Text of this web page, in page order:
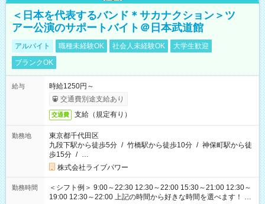
＜日本を代表するバンド＊サカナクション＞ツ
アー公演のサポートバイト＠日本武道館
アルバイト 職種未経験OK 社会人未経験OK
大学生歓迎
ブランクOK
給与
時給1250円～
交通費別途支給あり
交通費 支給（規定有り）
勤務地
東京都千代田区
九段下駅から徒歩5分 / 竹橋駅から徒歩10分 / 神保町駅から徒
歩15分 / …
株式会社ライブパワー
勤務時間
＜シフト例＞ 9:00～22:30 12:30～22:00 15:30～21:00 12:30～
19:00 12:30～22:00 上記の時間から好きな時間を選べます！ ※